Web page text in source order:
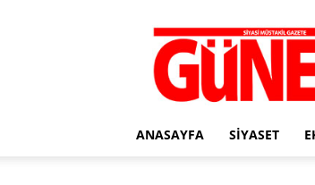
Gazete
Güney
ANASAYFA SIYASET